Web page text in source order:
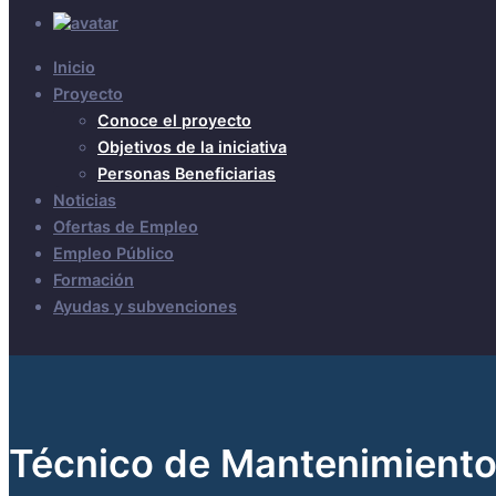
Inicio
Proyecto
Conoce el proyecto
Objetivos de la iniciativa
Personas Beneficiarias
Noticias
Ofertas de Empleo
Empleo Público
Formación
Ayudas y subvenciones
Técnico de Mantenimiento